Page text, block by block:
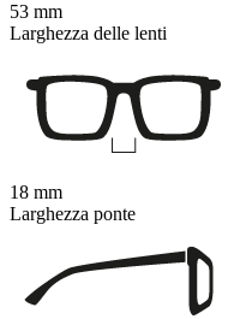
53 mm
Larghezza delle lenti
18 mm
Larghezza ponte